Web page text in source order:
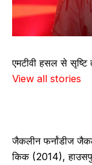
एमटीवी हसल से
View all stories
जैकलीन फर्नांडीज
किक (2014),